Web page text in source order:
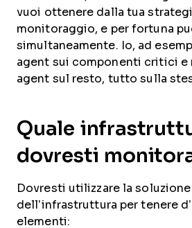
vuoi ottenere dalla tua
monitoraggio, e per fortuna
simultaneamente. Io, ad
agent sui componenti critici e
agent sul resto, tutto sulla
Quale
dovresti
Dovresti utilizzare la
dell’infrastruttura per tenere
elementi: